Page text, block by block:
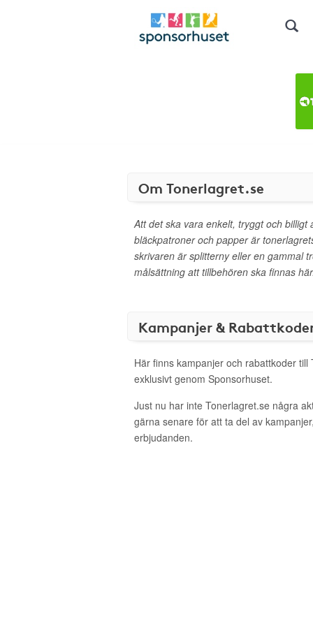
Om Tonerlagret.se
Att det ska vara enkelt, tryggt och billigt
bläckpatroner och papper är
skrivaren är splitterny eller en gammal
målsättning att tillbehören ska finnas
Kampanjer &
Här finns kampanjer och rabattkoder
exklusivt genom Sponsorhuset.
Just nu har inte Tonerlagret.se några
gärna senare för att ta del av
erbjudanden.